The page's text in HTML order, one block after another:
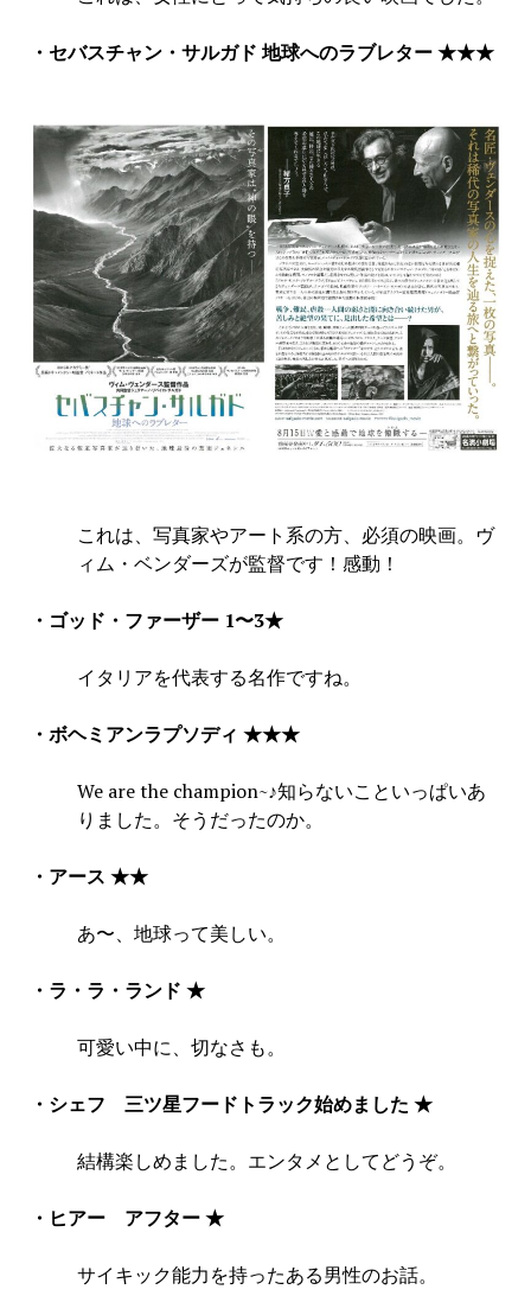
・セバスチャン・サルガド 地球へのラブレター ★★★
これは、写真家やアート系の方、必須の映画。ヴ
ィム・ベンダーズが監督です！感動！
・ゴッド・ファーザー 1〜3★
イタリアを代表する名作ですね。
・ボヘミアンラプソディ ★★★
We are the champion~♪知らないこといっぱいあ
りました。そうだったのか。
・アース ★★
あ〜、地球って美しい。
・ラ・ラ・ランド ★
可愛い中に、切なさも。
・シェフ 三ツ星フードトラック始めました ★
結構楽しめました。エンタメとしてどうぞ。
・ヒアー アフター★
サイキック能力を持ったある男性のお話。